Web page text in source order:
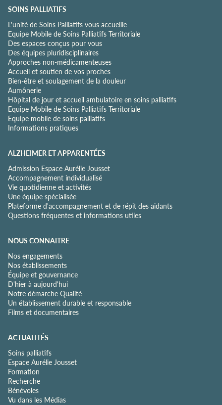
o
n
f
i
d
e
n
t
i
a
l
i
t
é
SOINS PALLIATIFS
L'unité de Soins Palliatifs vous accueille
Equipe Mobile de Soins Palliatifs Territoriale
Des espaces conçus pour vous
Des équipes pluridisciplinaires
Approches non-médicamenteuses
Accueil et soutien de vos proches
Bien-être et soulagement de la douleur
Aumônerie
Hôpital de jour et accueil ambulatoire en soins palliatifs
Equipe Mobile de Soins Palliatifs Territoriale
Equipe mobile de soins palliatifs
Informations pratiques
ALZHEIMER ET APPARENTÉES
Admission Espace Aurélie Jousset
Accompagnement individualisé
Vie quotidienne et activités
Une équipe spécialisée
Plateforme d'accompagnement et de répit des aidants
Questions fréquentes et informations utiles
NOUS CONNAITRE
Nos engagements
Nos établissements
Équipe et gouvernance
D'hier à aujourd'hui
Notre démarche Qualité
Un établissement durable et responsable
Films et documentaires
ACTUALITÉS
Soins palliatifs
Espace Aurélie Jousset
Formation
Recherche
Bénévoles
Vu dans les Médias